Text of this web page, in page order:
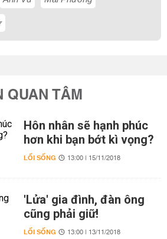
QUAN TÂM
Hôn nhân sẽ hạnh phúc
hơn khi bạn bớt kì vọng?
LỐI SỐNG 13:00 | 15/11/2018
'Lửa' gia đình, đàn ông
cũng phải giữ!
LỐI SỐNG 13:00 | 13/11/2018